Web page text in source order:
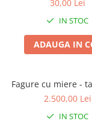
30,00 Lei
IN STOC
ADAUGA IN
Fagure cu miere -
2.500,00 Lei
IN STOC